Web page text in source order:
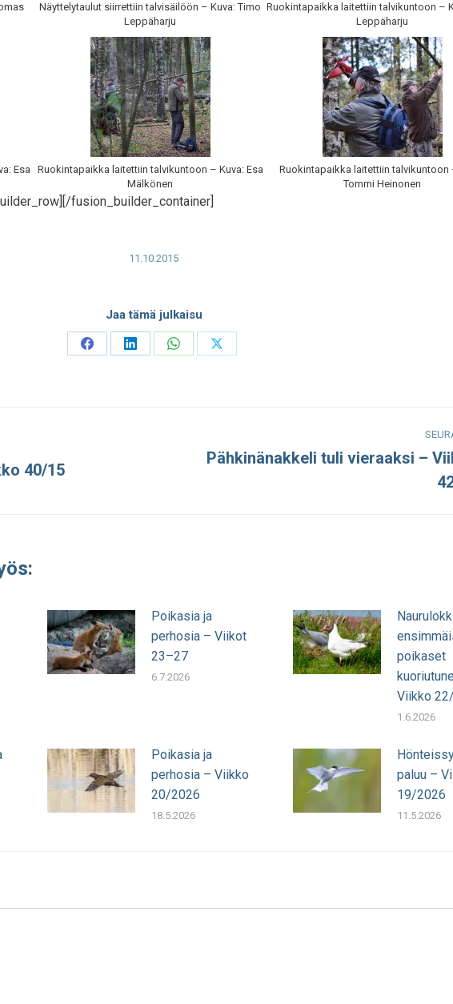
Näyttelytaulut siirrettiin talvisäilöön – Kuva: Timo
Leppäharju
Ruokintapaikka laitettiin talvikuntoon –
Leppäharju
Esa
Ruokintapaikka laitettiin talvikuntoon – Kuva: Esa
Mälkönen
Ruokintapaikka laitettiin talvikuntoon
Tommi Heinonen
fusion_builder_container]
11.10.2015
Jaa tämä julkaisu
Share
Share
Share
Share
40/15
Pähkinänakkeli tuli vieraaksi –
Poikasia ja
perhosia – Viikot
23–27
6.7.2026
poikaset
Viikko
1.6.2026
Poikasia ja
perhosia – Viikko
20/2026
18.5.2026
paluu –
19/2026
11.5.2026